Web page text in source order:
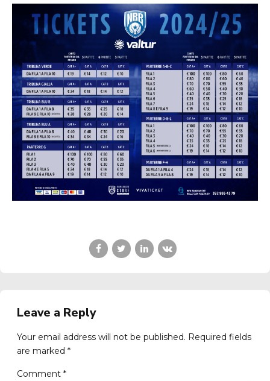
Leave a Reply
Your email address will not be published. Required fields
are marked *
Comment *